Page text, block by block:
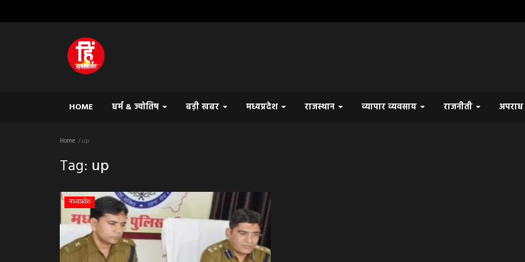
HOME धर्म & ज्योतिष बड़ी खबर मध्यप्रदेश राजस्थान व्यापार व्यवसाय राजनीती अपराध
Home up
Tag: up
मध्यप्रदेश